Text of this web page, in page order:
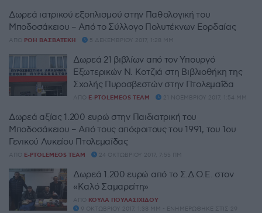
Δωρεά ιατρικού εξοπλισμού στην Παθολογική του
Μποδοσάκειου – Από το Σύλλογο Πολυτέκνων Εορδαίας
ΑΠΌ ΡΌΗ ΒΑΣΒΑΤΈΚΗ 5 ΔΕΚΕΜΒΡΊΟΥ 2017, 1:28 ΜΜ
Δωρεά 21 βιβλίων από τον Υπουργό
Εξωτερικών Ν. Κοτζιά στη Βιβλιοθήκη της
Σχολής Πυροσβεστών στην Πτολεμαΐδα
ΑΠΌ E-PTOLEMEOS TEAM 21 ΝΟΕΜΒΡΊΟΥ 2017, 1:54 ΜΜ
Δωρεά αξίας 1.200 ευρώ στην Παιδιατρική του
Μποδοσάκειου – Από τους απόφοιτους του 1991, του 1ου
Γενικού Λυκείου Πτολεμαΐδας
ΑΠΌ E-PTOLEMEOS TEAM 24 ΟΚΤΩΒΡΊΟΥ 2017, 7:55 ΠΜ
Δωρεά 1.200 ευρώ από το Σ.Δ.Ο.Ε. στον
«Kαλό Σαμαρείτη»
ΑΠΌ ΚΟΎΛΑ ΠΟΥΛΑΣΙΧΊΔΟΥ
9 ΟΚΤΩΒΡΊΟΥ 2017, 1:38 ΜΜ - ΕΝΗΜΕΡΏΘΗΚΕ ΣΤΙΣ 29